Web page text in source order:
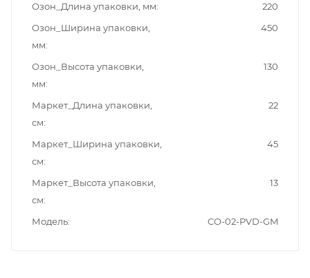
Озон_Длина упаковки, мм
220
Озон_Ширина упаковки,
мм
450
Озон_Высота упаковки,
мм
130
Маркет_Длина упаковки,
см
22
Маркет_Ширина упаковки,
см
45
Маркет_Высота упаковки,
см
13
Модель CO-02-PVD-GM